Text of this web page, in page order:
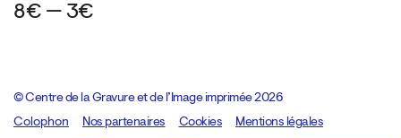
8€ — 3€
© Centre de la Gravure et de l’Image imprimée 2026
Colophon
Design:Marcel Kaczmarek, code:8080.studio
Nos partenaires Cookies Mentions légales